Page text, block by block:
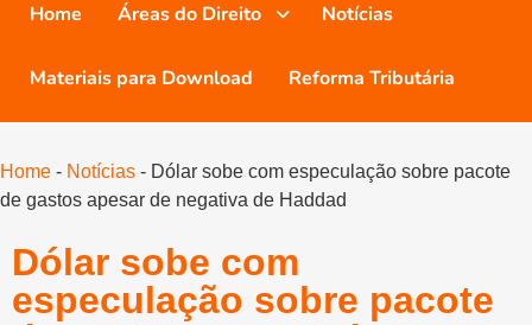
Home Áreas do Direito Notícias
Materiais para Download Reforma Tributária
Home - Notícias - Dólar sobe com especulação sobre pacote
de gastos apesar de negativa de Haddad
Dólar sobe com
especulação sobre pacote